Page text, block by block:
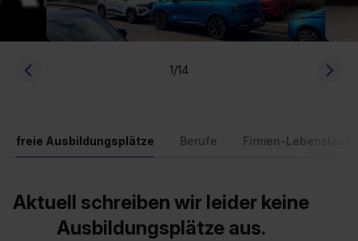
1/14
freie Ausbildungsplätze Berufe Firmen-Lebenslauf
Aktuell schreiben wir leider keine
Ausbildungsplätze aus.